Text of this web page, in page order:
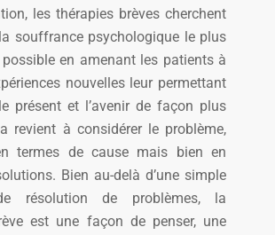
les thérapies brèves cherchent
souffrance psychologique le plus
en amenant les patients à
nouvelles leur permettant
présent et l’avenir de façon plus
revient à considérer le problème,
termes de cause mais bien en
Bien au-delà d’une simple
résolution de problèmes, la
est une façon de penser, une